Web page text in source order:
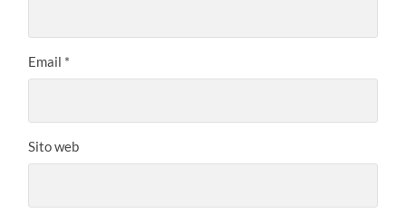
Email *
Sito web